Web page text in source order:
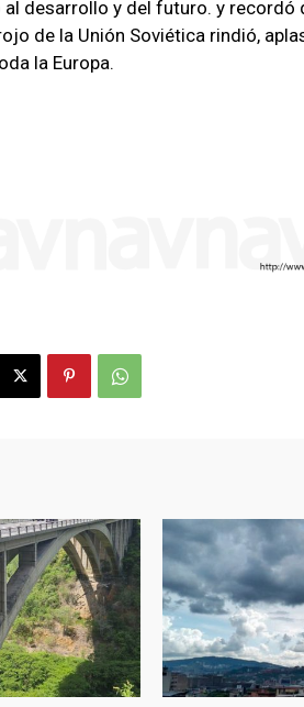
desarrollo y del futuro. y recordó
de la Unión Soviética rindió,
la Europa.